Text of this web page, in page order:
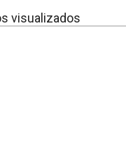
visualizados